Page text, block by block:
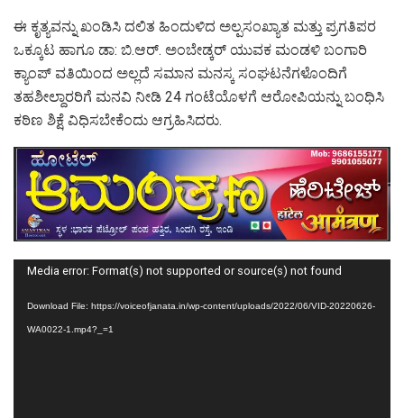
ಈ ಕೃತ್ಯವನ್ನು ಖಂಡಿಸಿ ದಲಿತ ಹಿಂದುಳಿದ ಅಲ್ಪಸಂಖ್ಯಾತ ಮತ್ತು ಪ್ರಗತಿಪರ
ಒಕ್ಕೂಟ ಹಾಗೂ ಡಾ: ಬಿ.ಆರ್. ಅಂಬೇಡ್ಕರ್ ಯುವಕ ಮಂಡಳಿ ಬಂಗಾರಿ
ಕ್ಯಾಂಪ್ ವತಿಯಿಂದ ಅಲ್ಲದೆ ಸಮಾನ ಮನಸ್ಕ ಸಂಘಟನೆಗಳೊಂದಿಗೆ
ತಹಶೀಲ್ದಾರರಿಗೆ ಮನವಿ ನೀಡಿ 24 ಗಂಟೆಯೊಳಗೆ ಆರೋಪಿಯನ್ನು ಬಂಧಿಸಿ
ಕಠಿಣ ಶಿಕ್ಷೆ ವಿಧಿಸಬೇಕೆಂದು ಆಗ್ರಹಿಸಿದರು.
Video
Media error: Format(s) not supported or source(s) not found
Download File: https://voiceofjanata.in/wp-content/uploads/2022/06/VID-20220626-
WA0022-1.mp4?_=1